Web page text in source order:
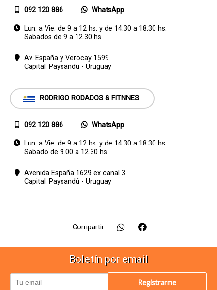
092 120 886 WhatsApp
Lun. a Vie. de 9 a 12 hs. y de 14.30 a 18.30 hs.
Sabados de 9 a 12.30 hs.
Av. España y Verocay 1599
Capital, Paysandú - Uruguay
RODRIGO RODADOS & FITNNES
092 120 886 WhatsApp
Lun. a Vie. de 9 a 12 hs. y de 14.30 a 18.30 hs.
Sabado de 9.00 a 12.30 hs.
Avenida España 1629 ex canal 3
Capital, Paysandú - Uruguay
Compartir
Boletín por email
Registrarme